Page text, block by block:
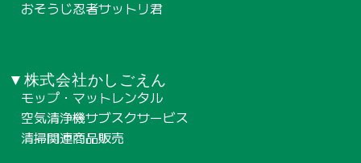
おそうじ忍者サットリ君
▼株式会社かしごえん
モップ・マットレンタル
空気清浄機サブスクサービス
清掃関連商品販売